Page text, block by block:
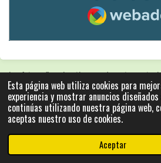
Esta página web utiliza cookies para
experiencia y mostrar anuncios
continúas utilizando nuestra página web,
aceptas nuestro uso de cookies.
Aceptar
Webador
Las fotografias y logotipos pueden estar
2025: Statics - by ISCRLopez APP_Stats_v5.103
Con la tecnología deWebador